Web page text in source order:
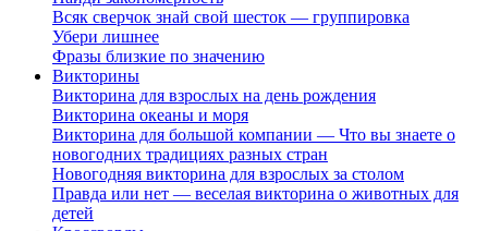
Всяк сверчок знай свой шесток — группировка
Убери лишнее
Фразы близкие по значению
Викторины
Викторина для взрослых на день рождения
Викторина океаны и моря
Викторина для большой компании — Что вы знаете о
новогодних традициях разных стран
Новогодняя викторина для взрослых за столом
Правда или нет — веселая викторина о животных для
детей